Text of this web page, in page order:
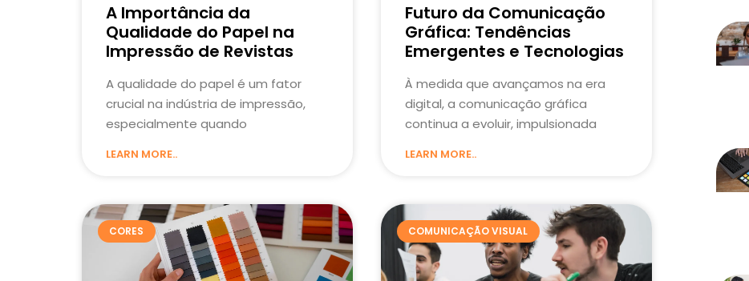
A Importância da
Qualidade do Papel na
Impressão de Revistas
A qualidade do papel é um fator
crucial na indústria de impressão,
especialmente quando
LEARN MORE..
Futuro da Comunicação
Gráfica: Tendências
Emergentes e Tecnologias
À medida que avançamos na era
digital, a comunicação gráfica
continua a evoluir, impulsionada
LEARN MORE..
CORES COMUNICAÇÃO VISUAL